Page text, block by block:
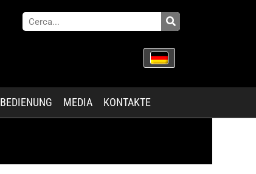
BEDIENUNG MEDIA KONTAKTE